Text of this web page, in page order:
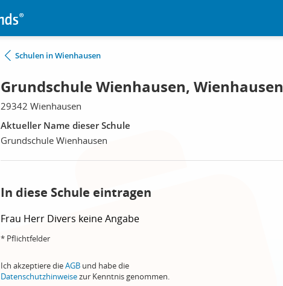
Schulen in Wienhausen
Grundschule Wienhausen, Wienhausen
29342 Wienhausen
Aktueller Name dieser Schule
Grundschule Wienhausen
In diese Schule eintragen
Frau Herr Divers keine Angabe
* Pflichtfelder
Ich akzeptiere dieAGB und habe die
Datenschutzhinweisezur Kenntnis genommen.